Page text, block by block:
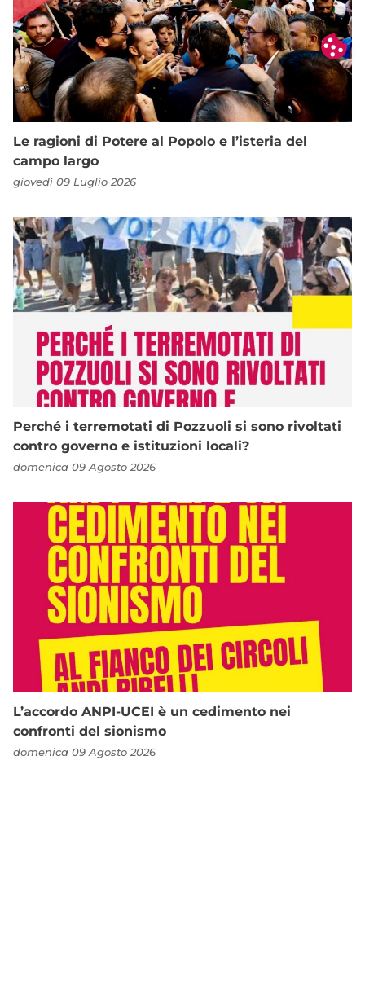
Le ragioni di Potere al Popolo e l’isteria del
campo largo
giovedì 09 Luglio 2026
Perché i terremotati di Pozzuoli si sono rivoltati
contro governo e istituzioni locali?
domenica 09 Agosto 2026
L’accordo ANPI-UCEI è un cedimento nei
confronti del sionismo
domenica 09 Agosto 2026